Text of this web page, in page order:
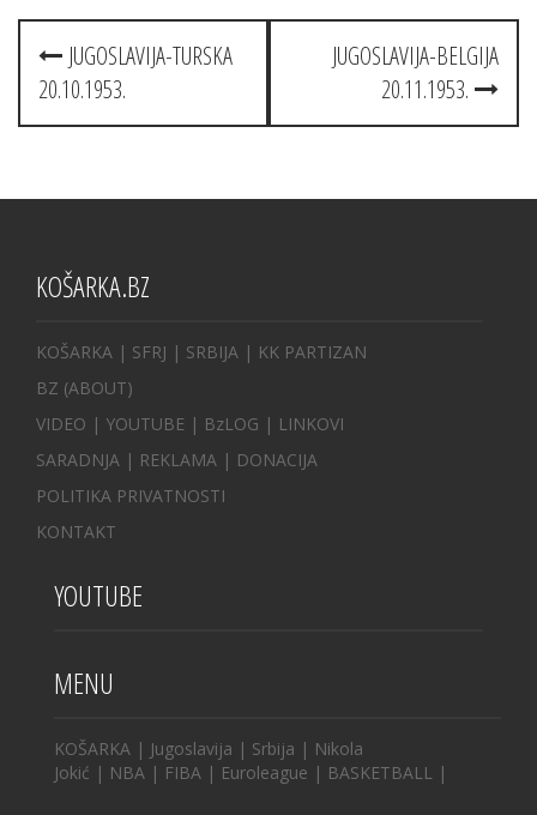
Post
navigation
JUGOSLAVIJA-TURSKA
20.10.1953.
JUGOSLAVIJA-BELGIJA
20.11.1953.
KOŠARKA.BZ
KOŠARKA | SFRJ | SRBIJA | KK PARTIZAN
BZ (ABOUT)
VIDEO | YOUTUBE | BzLOG | LINKOVI
SARADNJA | REKLAMA | DONACIJA
POLITIKA PRIVATNOSTI
KONTAKT
YOUTUBE
MENU
KOŠARKA | Jugoslavija | Srbija | Nikola
Jokić | NBA | FIBA | Euroleague | BASKETBALL |